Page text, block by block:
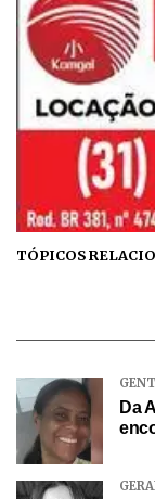
TÓPICOS
Da